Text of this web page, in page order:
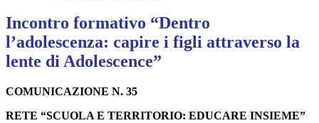
Incontro formativo “Dentro
l’adolescenza: capire i figli attraverso la
lente di Adolescence”
COMUNICAZIONE N. 35
RETE “SCUOLA E TERRITORIO: EDUCARE INSIEME”